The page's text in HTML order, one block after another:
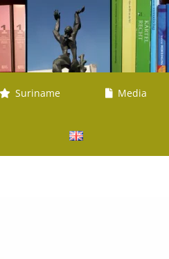
Suriname Media